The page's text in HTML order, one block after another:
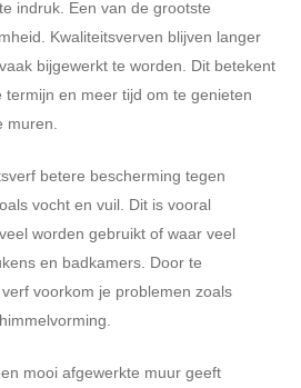
indruk. Een van de grootste
Kwaliteitsverven blijven langer
bijgewerkt te worden. Dit betekent
termijn en meer tijd om te genieten
muren.
betere bescherming tegen
vocht en vuil. Dit is vooral
worden gebruikt of waar veel
en badkamers. Door te
voorkom je problemen zoals
mooi afgewerkte muur geeft